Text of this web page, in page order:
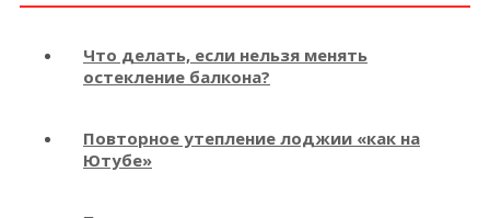
Что делать, если нельзя менять
остекление балкона?
Повторное утепление лоджии «как на
Ютубе»